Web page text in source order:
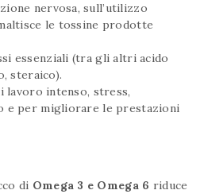
nervosa, sull’utilizzo
le tossine prodotte
essenziali (tra gli altri acido
steraico).
lavoro intenso, stress,
e per migliorare le prestazioni
di Omega 3 e Omega 6 riduce